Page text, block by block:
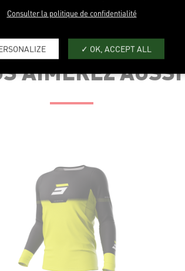
AIMEREZ AUSSI
LÉGÈRETÉ
SOUPLESSE
AÉRATION
RÉSISTANCE
YXS
4-5 6-7
55-59
Consulter la politique de confidentialité
OK, ACCEPT ALL